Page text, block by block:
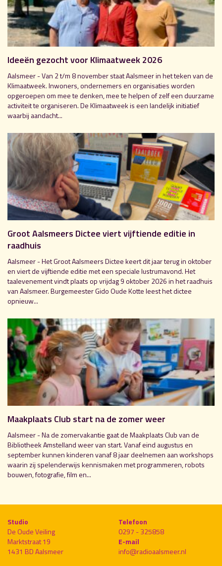
Ideeën gezocht voor Klimaatweek 2026
Aalsmeer - Van 2 t/m 8 november staat Aalsmeer in het teken van de
Klimaatweek. Inwoners, ondernemers en organisaties worden
opgeroepen om mee te denken, mee te helpen of zelf een duurzame
activiteit te organiseren. De Klimaatweek is een landelijk initiatief
waarbij aandacht...
Groot Aalsmeers Dictee viert vijftiende editie in
raadhuis
Aalsmeer - Het Groot Aalsmeers Dictee keert dit jaar terug in oktober
en viert de vijftiende editie met een speciale lustrumavond. Het
taalevenement vindt plaats op vrijdag 9 oktober 2026 in het raadhuis
van Aalsmeer. Burgemeester Gido Oude Kotte leest het dictee
opnieuw...
Maakplaats Club start na de zomer weer
Aalsmeer - Na de zomervakantie gaat de Maakplaats Club van de
Bibliotheek Amstelland weer van start. Vanaf eind augustus en
september kunnen kinderen vanaf 8 jaar deelnemen aan workshops
waarin zij spelenderwijs kennismaken met programmeren, robots
bouwen, fotografie, film en...
Studio
De Oude Veiling
Marktstraat 19
1431 BD Aalsmeer
Telefoon
0297 - 325858
E-mail
info@radioaalsmeer.nl